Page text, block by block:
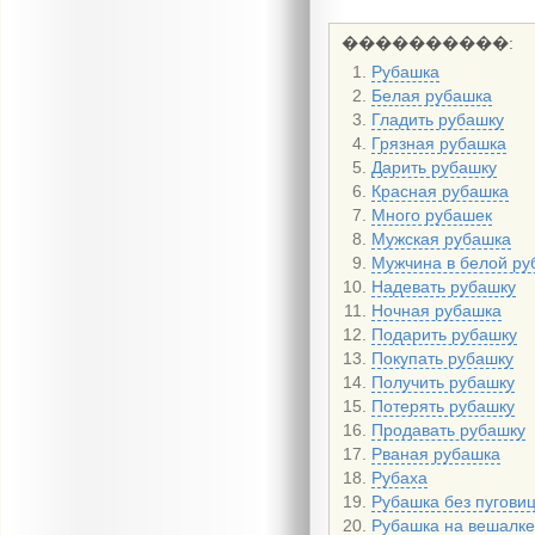
Рубашка
Белая рубашка
Гладить рубашку
Грязная рубашка
Дарить рубашку
Красная рубашка
Много рубашек
Мужская рубашка
Мужчина в белой
Надевать рубашку
Ночная рубашка
Подарить рубашку
Покупать рубашку
Получить рубашку
Потерять рубашку
Продавать рубашку
Рваная рубашка
Рубаха
Рубашка без
Рубашка на вешалке